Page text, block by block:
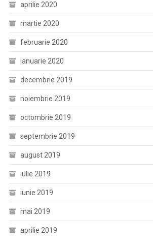
aprilie 2020
martie 2020
februarie 2020
ianuarie 2020
decembrie 2019
noiembrie 2019
octombrie 2019
septembrie 2019
august 2019
iulie 2019
iunie 2019
mai 2019
aprilie 2019